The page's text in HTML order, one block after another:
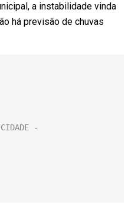
a instabilidade vinda
há previsão de chuvas